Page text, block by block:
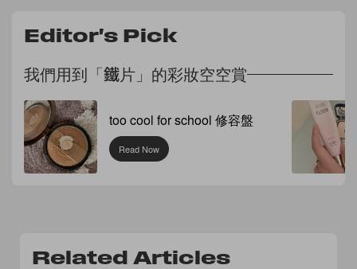
Editor's Pick
我們用到「鐵片」的彩妝空空賞
too cool for school 修容盤
Read Now
Related Articles